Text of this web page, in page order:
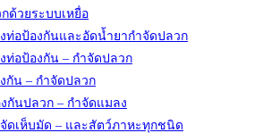
ด้วยระบบเหยื่อ
ท่อป้องกันและอัดน้ำยากำจัดปลวก
ท่อป้องกัน – กำจัดปลวก
กัน – กำจัดปลวก
กันปลวก – กำจัดแมลง
ดเห็บมัด – และสัตว์ภาหะทุกชนิด